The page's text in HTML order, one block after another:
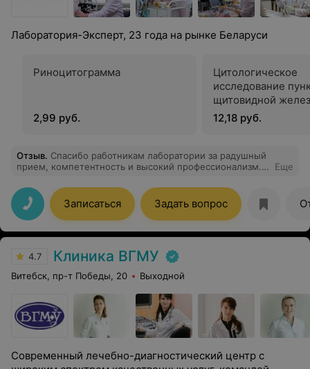
Лаборатория-Эксперт, 23 года на рынке Беларуси
Риноцитограмма
2,99 руб.
Цитологическое
исследование
щитовидной
12,18 руб.
Отзыв. Спасибо работникам лаборатории за радушный
прием, компетентность и высокий профессионализм.
Отчет по анализу крови пришел раньше ожидаемого
времени и порадовал результатами. Теперь я уверена в
выборе организации и специалистов для проведения
исследования. Спасибо вам огромное!
Еще
Записаться Задать вопрос
4.7 Клиника ВГМУ
Витебск, пр-т Победы, 20 Выходной
Современный лечебно-диагностический центр с